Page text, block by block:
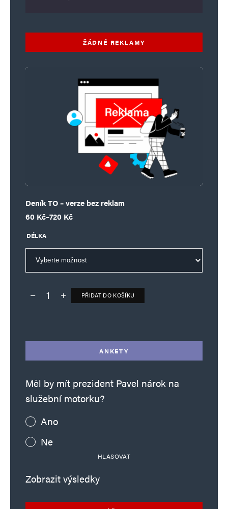
ŽÁDNÉ REKLAMY
Deník TO – verze bez reklam
60 Kč–720 Kč
Rozpětí cen: 60 Kč až 720 Kč
DÉLKA
Deník TO – verze bez reklam množství
PŘIDAT DO KOŠÍKU
ANKETY
Měl by mít prezident Pavel nárok na
služební motorku?
Ano
Ne
HLASOVAT
Zobrazit výsledky